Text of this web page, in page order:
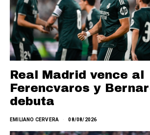
Real Madrid vence al
Ferencvaros y
debuta
EMILIANO CERVERA 08/08/2026